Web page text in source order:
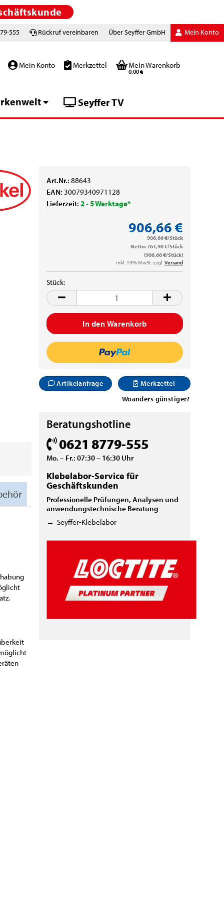
555 Rückruf vereinbaren Über Seyffer GmbH Mein Konto
Mein Konto Merkzettel Mein Warenkorb
0,00 €
Seyffer TV
Art.Nr.:88643
EAN:30079340971128
Lieferzeit:2 - 5 Werktage*
906,66 €
906,66 €/Stück
Netto: 761,90 €/Stück
(906,66 €/Stück)
inkl. 19% MwSt. zzgl.Versand
Stück:
Stück
Artikelanfrage
Merkzettel
Woanders günstiger?
Beratungshotline
0621 8779-555
Mo. – Fr.: 07:30 – 16:30 Uhr
Klebelabor-Service für
Geschäftskunden
Professionelle Prüfungen, Analysen und
anwendungstechnische Beratung
→Seyffer-Klebelabor